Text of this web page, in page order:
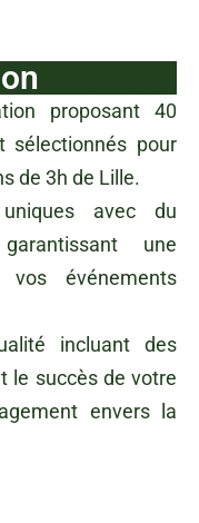
proposant 40
sélectionnés pour
de 3h de Lille.
avec du
une
vos événements
incluant des
le succès de votre
envers la